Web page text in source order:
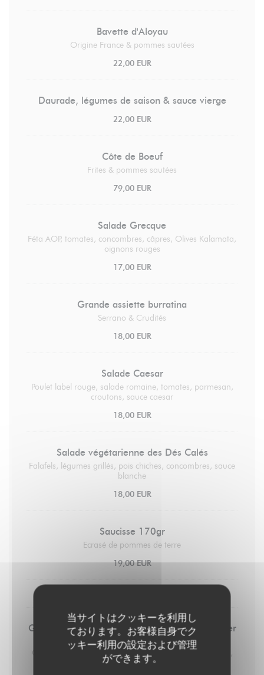
当サイトはクッキーを利用し
ております。お客様自身でク
ッキー利用の設定および管理
ができます。
Bavette d'Aloyau
Origine France & pommes sautées
22,00 EUR
Daurade, légumes de saison & sauce vierge
22,00 EUR
Côte de Boeuf
Frites & pommes sautées
79,00 EUR
Salade Grecque
Féta AOP, tomates, concombres, câpres, Olives Kalamata,
oignons rouges
17,00 EUR
Grande assiette burratina
Serrano & Crudités
18,00 EUR
Salade Caesar
Poulet label rouge, salade romaine, tomates, parmesan,
croutons, sauce caesar
18,00 EUR
Salade végétarienne des Dés Calés
Falafels, légumes grillés, pois chiches, concombres, sauce
blanche
18,00 EUR
Saucisse 170gr
Ecrasé de pommes de terre
19,00 EUR
Glaces et sorbets préparés par un artisan glacier
(2 boules)
Chocolat, vanille, noix de coco, framboise, citron, fraise,
mangue, café